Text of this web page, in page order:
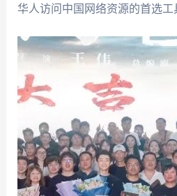
华人访问中国网络资源的首选工